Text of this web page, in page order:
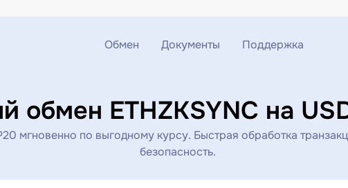
Обмен
Обмен ETH на USDT
Обмен XMR на USDT
Документы
Блог
AML
Поддержка
Telegram
Чат поддержки
обмен ETHZKSYNC на
мгновенно по выгодному курсу. Быстрая обработка
безопасность.